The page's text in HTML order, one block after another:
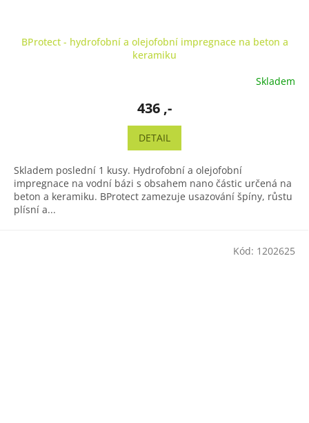
BProtect - hydrofobní a olejofobní impregnace na beton a
keramiku
Skladem
436 ,-
DETAIL
Skladem poslední 1 kusy. Hydrofobní a olejofobní
impregnace na vodní bázi s obsahem nano částic určená na
beton a keramiku. BProtect zamezuje usazování špíny, růstu
plísní a...
Kód: 1202625